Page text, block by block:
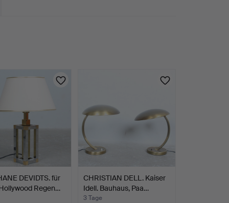
DEVIDTS. für
Regen…
CHRISTIAN DELL. Kaiser
Idell. Bauhaus, Paa…
3 Tage